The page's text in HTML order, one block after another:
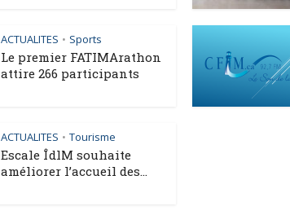
ACTUALITES • Sports
Le premier FATIMArathon
attire 266 participants
ACTUALITES • Tourisme
Escale ÎdlM souhaite
améliorer l’accueil des...